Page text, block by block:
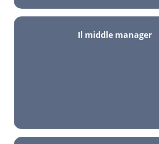
Il middle manager